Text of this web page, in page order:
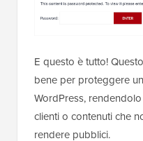
E questo è tutto!
bene per proteggere
WordPress,
clienti o contenuti che
rendere pubblici.